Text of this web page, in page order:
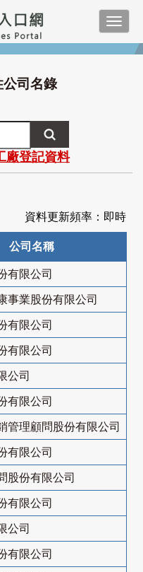
公司名錄
廠登記資料
資料更新頻率：即時
公司名稱
有限公司
事業股份有限公司
有限公司
有限公司
公司
有限公司
管理顧問股份有限公司
有限公司
股份有限公司
有限公司
公司
有限公司